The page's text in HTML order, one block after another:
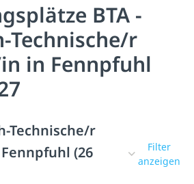
BTA -
Technische/r
in Fennpfuhl
Technische/r
(26
Filter
anzeigen